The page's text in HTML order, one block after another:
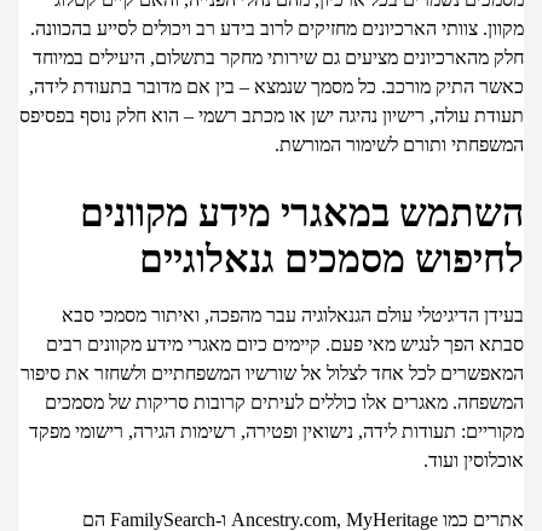
צוותי הארכיונים מחזיקים לרוב בידע רב ויכולים לסייע בהכוונה.
מהארכיונים מציעים גם שירותי מחקר בתשלום, היעילים במיוחד
התיק מורכב. כל מסמך שנמצא – בין אם מדובר בתעודת לידה,
עולה, רישיון נהיגה ישן או מכתב רשמי – הוא חלק נוסף בפסיפס
ותורם לשימור המורשת.
במאגרי מידע מקוונים
מסמכים גנאלוגיים
הדיגיטלי עולם הגנאלוגיה עבר מהפכה, ואיתור מסמכי סבא
הפך לנגיש מאי פעם. קיימים כיום מאגרי מידע מקוונים רבים
לכל אחד לצלול אל שורשיו המשפחתיים ולשחזר את סיפור
מאגרים אלו כוללים לעיתים קרובות סריקות של מסמכים
תעודות לידה, נישואין ופטירה, רשימות הגירה, רישומי מפקד
ועוד.
אתרים כמו Ancestry.com, MyHeritage ו-FamilySearch הם